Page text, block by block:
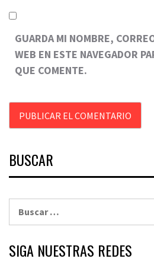
GUARDA MI NOMBRE,
WEB EN ESTE NAVEGADOR
QUE COMENTE.
BUSCAR
SIGA NUESTRAS REDES